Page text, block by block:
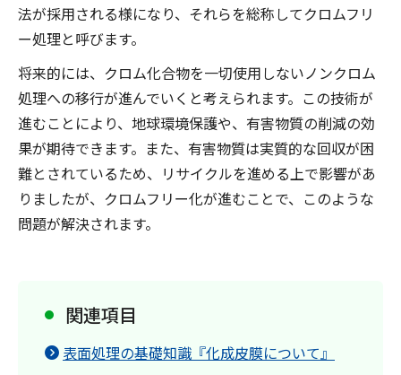
法が採用される様になり、それらを総称してクロムフリ
ー処理と呼びます。
将来的には、クロム化合物を一切使用しないノンクロム
処理への移行が進んでいくと考えられます。この技術が
進むことにより、地球環境保護や、有害物質の削減の効
果が期待できます。また、有害物質は実質的な回収が困
難とされているため、リサイクルを進める上で影響があ
りましたが、クロムフリー化が進むことで、このような
問題が解決されます。
関連項目
表面処理の基礎知識『化成皮膜について』